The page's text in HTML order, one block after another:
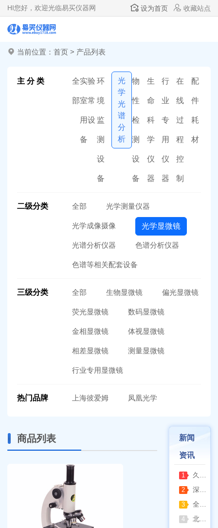
HI您好，欢迎光临易买仪器网 设为首页 收藏站点
当前位置： 首页 > 产品列表
主 分 类 全
部
实验
室常
用设
备
环
境
监
测
设
备
光
学
光
谱
分
析
物
性
检
测
设
备
生
命
科
学
仪
器
行
业
专
用
仪
器
在
线
过
程
控
制
配
件
耗
材
二级分类 全部 光学测量仪器
光学成像摄像 光学显微镜
光谱分析仪器 色谱分析仪器
色谱等相关配套设备
三级分类 全部 生物显微镜 偏光显微镜
荧光显微镜 数码显微镜
金相显微镜 体视显微镜
相差显微镜 测量显微镜
行业专用显微镜
热门品牌 上海彼爱姆 凤凰光学
商品列表 新闻
资讯
1 久兴医疗高压蒸汽灭菌器：制药科研灭菌的可靠之选
2 深那静音超声波清洗仪：科研洁净新标准，安静高效更安心
3 全自动凯氏定氮仪测定焦炭中氮 上海纤检助力焦化行业精准检测
4 北京六一电泳仪完整选型指南（分电泳槽 + 电源两大模块，按实验场景直接匹配）